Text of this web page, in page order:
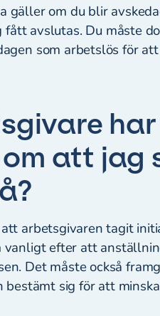
gäller om du blir
avslutas. Du måste
som arbetslös för
att jag
arbetsgivaren tagit
efter att
Det måste också
sig för att